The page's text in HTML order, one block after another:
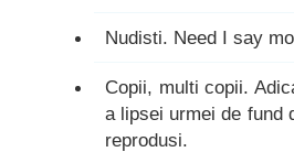
Nudisti. Need I say
Copii, multi copii.
a lipsei urmei de fund
reprodusi.